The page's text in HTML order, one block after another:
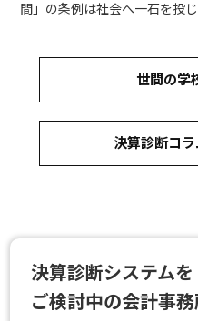
間」の条例は社会へ一石を投
世間の学
決算診断コ
決算診断システムを
ご検討中の会計事